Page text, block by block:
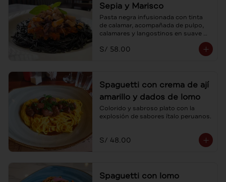
Sepia y Marisco
Pasta negra infusionada con tinta
de calamar, acompañada de pulpo,
calamares y langostinos en suave
S/ 58.00
Spaguetti con crema de ají
amarillo y dados de lomo
Colorido y sabroso plato con la
explosión de sabores ítalo peruanos.
S/ 48.00
Spaguetti con lomo